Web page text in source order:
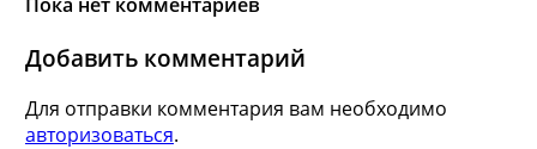
Добавить комментарий
Для отправки комментария вам необходимо
авторизоваться.